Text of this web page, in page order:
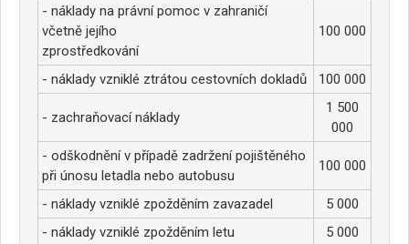
- náklady na právní pomoc v zahraničí
včetně jejího
zprostředkování
100 000
- náklady vzniklé ztrátou cestovních dokladů 100 000
- zachraňovací náklady
1 500
000
- odškodnění v případě zadržení pojištěného
při únosu letadla nebo autobusu
100 000
- náklady vzniklé zpožděním zavazadel
5 000
- náklady vzniklé zpožděním letu
5 000